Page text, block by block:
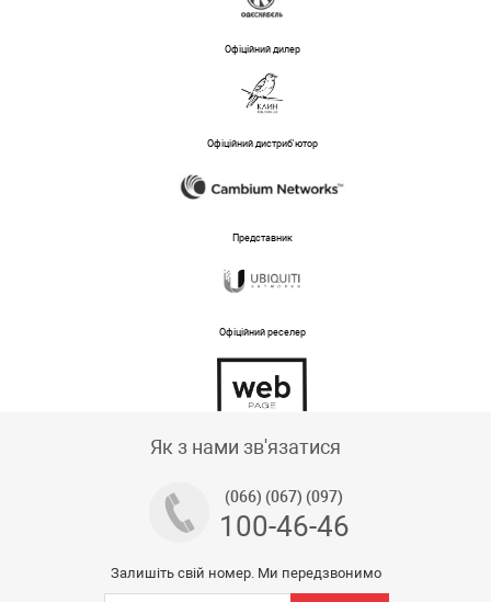
Офіційний дилер
Офіційний дистриб'ютор
Представник
Офіційний реселер
Як з нами зв'язатися
(066) (067) (097)
100-46-46
Залишіть свій номер. Ми передзвонимо